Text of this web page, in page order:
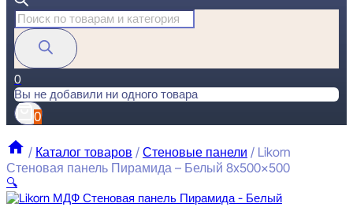
Поиск
товаров
0
Вы не добавили ни одного товара
0
/ Каталог товаров / Стеновые панели / Likorn
Стеновая панель Пирамида – Белый 8x500x500
🔍